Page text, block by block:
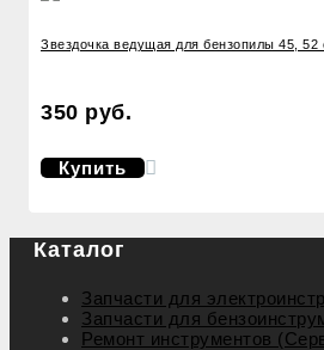
Звездочка ведущая для бензопилы 45, 52
350 руб.
Купить
Каталог
Запчасти для
Запчасти для
Ремонт инструментов